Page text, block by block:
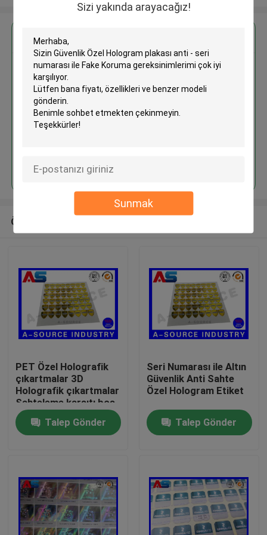
Sizi yakında arayacağız!
Sunmak
Ürünler
Hakkımızda
Güvenlik Özel Hologram plakası
anti - seri numarası ile Fake
Önerilen Ürünler
PET Özel Holografik
çıkartmalar 3D
Holografik çıkartmalar
Sahteleme karşıtı boş
çıkartma
Talep Gönder
Seri Numarası ile Altın
Güvenlik Anti Sahte
Özel Hologram Etiket
Talep Gönder